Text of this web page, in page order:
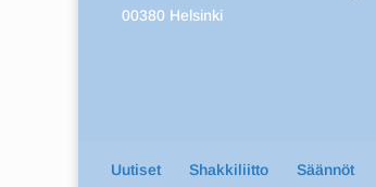
00380 Helsinki
Uutiset Shakkiliitto Säännöt